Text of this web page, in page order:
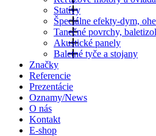
Statívy
Špeciálne efekty-dym,
Tanečné povrchy,
Akustické panely
Baletné tyče a stojany
Značky
Referencie
Prezentácie
Oznamy/News
O nás
Kontakt
E-shop